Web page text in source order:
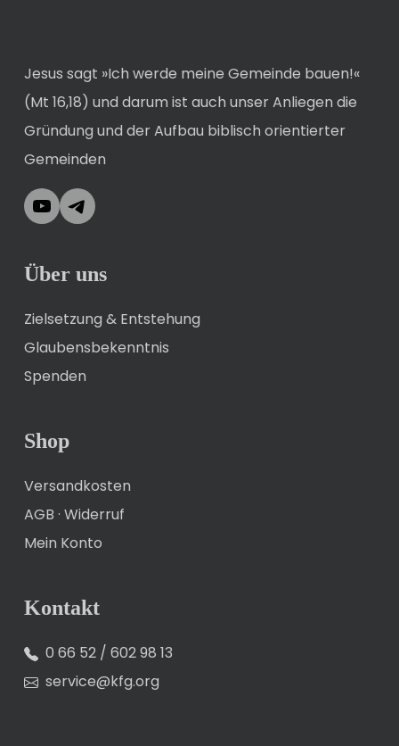
Jesus sagt »Ich werde meine Gemeinde bauen!«
(Mt 16,18) und darum ist auch unser Anliegen die
Gründung und der Aufbau biblisch orientierter
Gemeinden
YouTubeTelegram
Über uns
Zielsetzung & Entstehung
Glaubensbekenntnis
Spenden
Shop
Versandkosten
AGB · Widerruf
Mein Konto
Kontakt
0 66 52 / 602 98 13
service@kfg.org